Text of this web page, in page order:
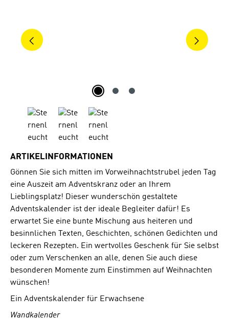
ARTIKELINFORMATIONEN
Gönnen Sie sich mitten im Vorweihnachtstrubel jeden Tag
eine Auszeit am Adventskranz oder an Ihrem
Lieblingsplatz! Dieser wunderschön gestaltete
Adventskalender ist der ideale Begleiter dafür! Es
erwartet Sie eine bunte Mischung aus heiteren und
besinnlichen Texten, Geschichten, schönen Gedichten und
leckeren Rezepten. Ein wertvolles Geschenk für Sie selbst
oder zum Verschenken an alle, denen Sie auch diese
besonderen Momente zum Einstimmen auf Weihnachten
wünschen!
Ein Adventskalender für Erwachsene
Wandkalender